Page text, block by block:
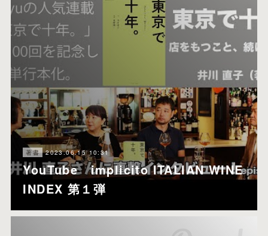
著書 2023.06.15 10:31
YouTube implicito ITALIAN WINE
INDEX 第１弾